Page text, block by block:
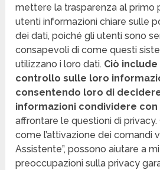
mettere la trasparenza al primo
utenti informazioni chiare sulle
dei dati, poiché gli utenti sono
consapevoli di come questi
utilizzano i loro dati. Ciò
controllo sulle loro
consentendo loro di
informazioni condividere con
affrontare le questioni di
come l’attivazione dei comandi
Assistente”, possono aiutare a
preoccupazioni sulla privacy